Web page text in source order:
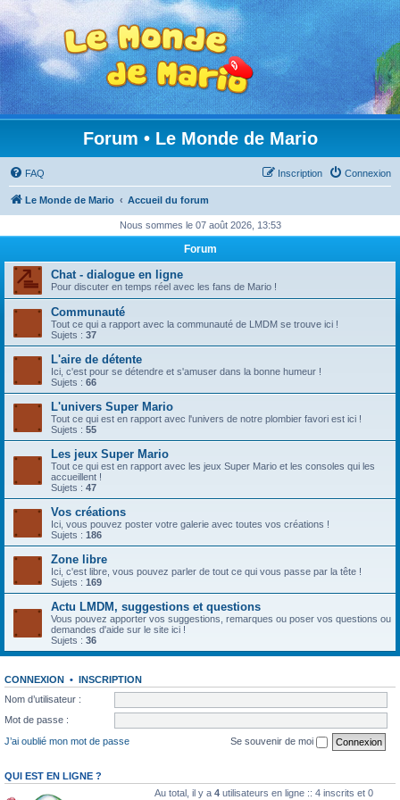
Forum • Le Monde de Mario
FAQ Connexion
Inscription
Le Monde de Mario Accueil du forum
Nous sommes le 07 août 2026, 13:53
Forum
Chat - dialogue en ligne
Pour discuter en temps réel avec les fans de Mario !
Communauté
Tout ce qui a rapport avec la communauté de LMDM se trouve ici !
Sujets : 37
L'aire de détente
Ici, c'est pour se détendre et s'amuser dans la bonne humeur !
Sujets : 66
L'univers Super Mario
Tout ce qui est en rapport avec l'univers de notre plombier favori est ici !
Sujets : 55
Les jeux Super Mario
Tout ce qui est en rapport avec les jeux Super Mario et les consoles qui les
accueillent !
Sujets : 47
Vos créations
Ici, vous pouvez poster votre galerie avec toutes vos créations !
Sujets : 186
Zone libre
Ici, c'est libre, vous pouvez parler de tout ce qui vous passe par la tête !
Sujets : 169
Actu LMDM, suggestions et questions
Vous pouvez apporter vos suggestions, remarques ou poser vos questions ou
demandes d'aide sur le site ici !
Sujets : 36
CONNEXION • INSCRIPTION
Nom d’utilisateur :
Mot de passe :
J’ai oublié mon mot de passe
Se souvenir de moi
QUI EST EN LIGNE ?
Au total, il y a 4 utilisateurs en ligne :: 4 inscrits et 0